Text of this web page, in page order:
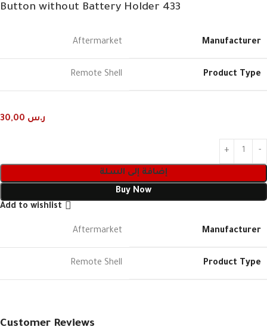
Button without Battery Holder⁩ 433
Manufacturer
Aftermarket
Product Type
Remote Shell
ر.س
إضافة إلى السلة
Buy Now
Add to wishlist
Manufacturer
Aftermarket
Product Type
Remote Shell
Customer Reviews